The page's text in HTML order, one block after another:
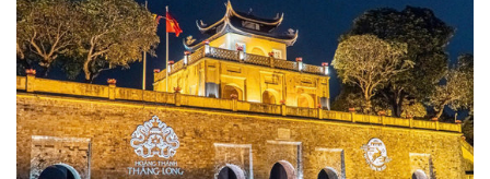
triển kinh tế di sản”.